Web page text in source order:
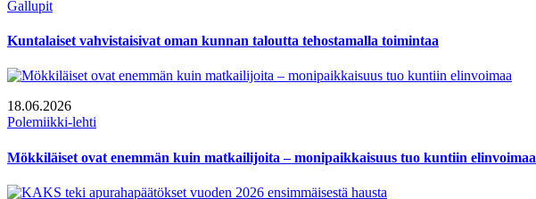
Gallupit
Kuntalaiset vahvistaisivat oman kunnan taloutta tehostamalla toimintaa
18.06.2026
Polemiikki-lehti
Mökkiläiset ovat enemmän kuin matkailijoita – monipaikkaisuus tuo kuntiin elinvoimaa